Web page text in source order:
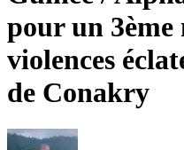
pour un 3ème
violences
de Conakry